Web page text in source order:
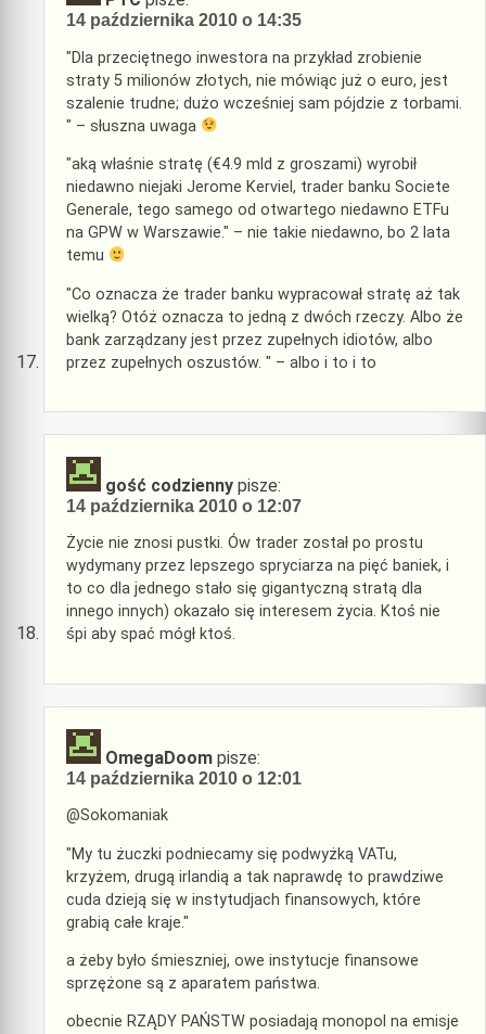
14 października 2010 o 14:35
"Dla przeciętnego inwestora na przykład zrobienie
straty 5 milionów złotych, nie mówiąc już o euro, jest
szalenie trudne; dużo wcześniej sam pójdzie z torbami.
" – słuszna uwaga
"aką właśnie stratę (€4.9 mld z groszami) wyrobił
niedawno niejaki Jerome Kerviel, trader banku Societe
Generale, tego samego od otwartego niedawno ETFu
na GPW w Warszawie." – nie takie niedawno, bo 2 lata
temu
"Co oznacza że trader banku wypracował stratę aż tak
wielką? Otóż oznacza to jedną z dwóch rzeczy. Albo że
bank zarządzany jest przez zupełnych idiotów, albo
przez zupełnych oszustów. " – albo i to i to
gość codzienny pisze:
14 października 2010 o 12:07
Życie nie znosi pustki. Ów trader został po prostu
wydymany przez lepszego spryciarza na pięć baniek, i
to co dla jednego stało się gigantyczną stratą dla
innego innych) okazało się interesem życia. Ktoś nie
śpi aby spać mógł ktoś.
OmegaDoom pisze:
14 października 2010 o 12:01
@Sokomaniak
"My tu żuczki podniecamy się podwyżką VATu,
krzyżem, drugą irlandią a tak naprawdę to prawdziwe
cuda dzieją się w instytudjach finansowych, które
grabią całe kraje."
a żeby było śmieszniej, owe instytucje finansowe
sprzężone są z aparatem państwa.
obecnie RZĄDY PAŃSTW posiadają monopol na emisje